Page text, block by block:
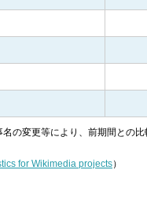
名の変更等により、前期間との
for Wikimedia projects）